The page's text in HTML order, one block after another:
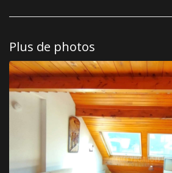
Plus de photos